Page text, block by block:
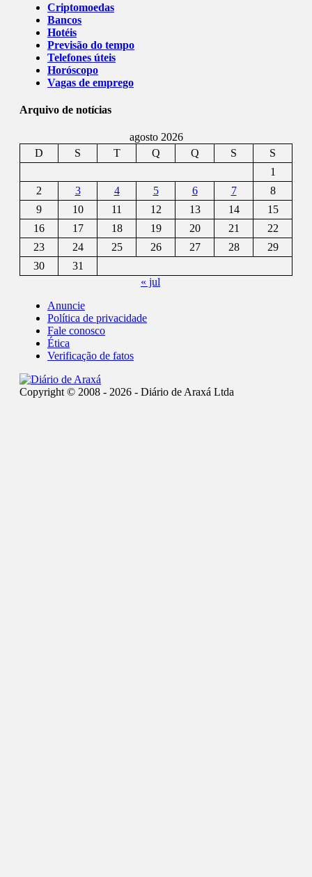
Criptomoedas
Bancos
Hotéis
Previsão do tempo
Telefones úteis
Horóscopo
Vagas de emprego
Arquivo de notícias
agosto 2026
D
S T Q Q S
S
1
2
3 4 5 6 7
8
9
10 11 12 13 14
15
16
17 18 19 20 21
22
23
24 25 26 27 28
29
30
31
« jul
Anuncie
Política de privacidade
Fale conosco
Ética
Verificação de fatos
Copyright © 2008 - 2026 - Diário de Araxá Ltda